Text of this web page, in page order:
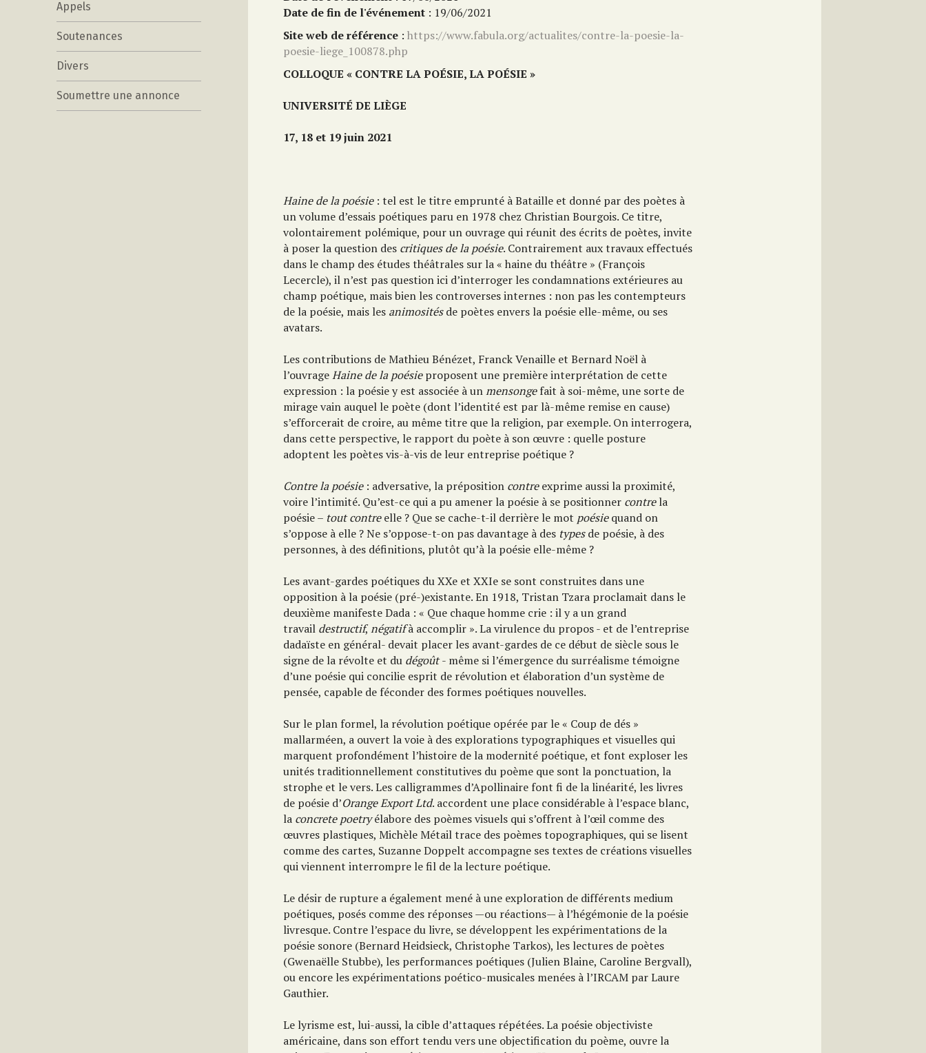
Appels
Soutenances
Divers
Soumettre une annonce
Date de fin de l'événement : 19/06/2021
Site web de référence :https://www.fabula.org/actualites/contre-la-poesie-la-
poesie-liege_100878.php
COLLOQUE « CONTRE LA POÉSIE, LA POÉSIE »
UNIVERSITÉ DE LIÈGE
17, 18 et 19 juin 2021
Haine de la poésie: tel est le titre emprunté à Bataille et donné par des poètes à
un volume d’essais poétiques paru en 1978 chez Christian Bourgois. Ce titre,
volontairement polémique, pour un ouvrage qui réunit des écrits de poètes, invite
à poser la question des critiques de la poésie. Contrairement aux travaux effectués
dans le champ des études théâtrales sur la « haine du théâtre » (François
Lecercle), il n’est pas question ici d’interroger les condamnations extérieures au
champ poétique, mais bien les controverses internes : non pas les contempteurs
de la poésie, mais les animositésde poètes envers la poésie elle-même, ou ses
avatars.
Les contributions de Mathieu Bénézet, Franck Venaille et Bernard Noël à
l’ouvrageHaine de la poésieproposent une première interprétation de cette
expression : la poésie y est associée à unmensongefait à soi-même, une sorte de
mirage vain auquel le poète (dont l’identité est par là-même remise en cause)
s’efforcerait de croire, au même titre que la religion, par exemple. On interrogera,
dans cette perspective, le rapport du poète à son œuvre : quelle posture
adoptent les poètes vis-à-vis de leur entreprise poétique ?
Contre la poésie: adversative, la préposition contreexprime aussi la proximité,
voire l’intimité. Qu’est-ce qui a pu amener la poésie à se positionner contrela
poésie – tout contreelle ? Que se cache-t-il derrière le mot poésiequand on
s’oppose à elle ? Ne s’oppose-t-on pas davantage à des typesde poésie, à des
personnes, à des définitions, plutôt qu’à la poésie elle-même ?
Les avant-gardes poétiques du XXe et XXIe se sont construites dans une
opposition à la poésie (pré-)existante. En 1918, Tristan Tzara proclamait dans le
deuxième manifeste Dada : « Que chaque homme crie : il y a un grand
travail destructif,négatifà accomplir ». La virulence du propos - et de l’entreprise
dadaïste en général- devait placer les avant-gardes de ce début de siècle sous le
signe de la révolte et du dégoût- même si l’émergence du surréalisme témoigne
d’une poésie qui concilie esprit de révolution et élaboration d’un système de
pensée, capable de féconder des formes poétiques nouvelles.
Sur le plan formel, la révolution poétique opérée par le « Coup de dés »
mallarméen, a ouvert la voie à des explorations typographiques et visuelles qui
marquent profondément l’histoire de la modernité poétique, et font exploser les
unités traditionnellement constitutives du poème que sont la ponctuation, la
strophe et le vers. Les calligrammes d’Apollinaire font fi de la linéarité, les livres
de poésie d’Orange Export Ltd. accordent une place considérable à l’espace blanc,
la concrete poetryélabore des poèmes visuels qui s’offrent à l’œil comme des
œuvres plastiques, Michèle Métail trace des poèmes topographiques, qui se lisent
comme des cartes, Suzanne Doppelt accompagne ses textes de créations visuelles
qui viennent interrompre le fil de la lecture poétique.
Le désir de rupture a également mené à une exploration de différents medium
poétiques, posés comme des réponses —ou réactions— à l’hégémonie de la poésie
livresque. Contre l’espace du livre, se développent les expérimentations de la
poésie sonore (Bernard Heidsieck, Christophe Tarkos), les lectures de poètes
(Gwenaëlle Stubbe), les performances poétiques (Julien Blaine, Caroline Bergvall),
ou encore les expérimentations poético-musicales menées à l’IRCAM par Laure
Gauthier.
Le lyrisme est, lui-aussi, la cible d’attaques répétées. La poésie objectiviste
américaine, dans son effort tendu vers une objectification du poème, ouvre la